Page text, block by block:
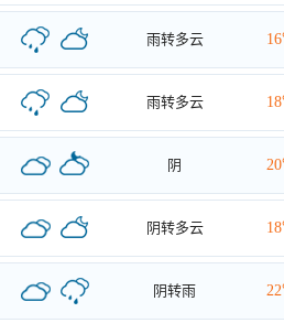
雨转多云
雨转多云
阴
阴转多云
阴转雨